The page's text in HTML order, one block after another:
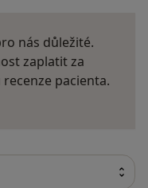
nás důležité.
zaplatit za
pacienta.